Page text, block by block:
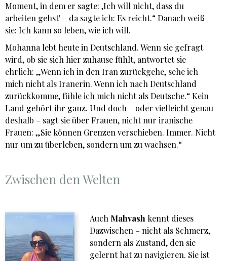
Moment, in dem er sagte: ‚Ich will nicht, dass du
arbeiten gehst' – da sagte ich: Es reicht.“ Danach weiß
sie: Ich kann so leben, wie ich will.
Mohanna lebt heute in Deutschland. Wenn sie gefragt
wird, ob sie sich hier zuhause fühlt, antwortet sie
ehrlich: „Wenn ich in den Iran zurückgehe, sehe ich
mich nicht als Iranerin. Wenn ich nach Deutschland
zurückkomme, fühle ich mich nicht als Deutsche.“ Kein
Land gehört ihr ganz. Und doch – oder vielleicht genau
deshalb – sagt sie über Frauen, nicht nur iranische
Frauen: „Sie können Grenzen verschieben. Immer. Nicht
nur um zu überleben, sondern um zu wachsen.“
Zwischen den Welten
Auch Mahvash kennt dieses
Dazwischen – nicht als Schmerz,
sondern als Zustand, den sie
gelernt hat zu navigieren. Sie ist